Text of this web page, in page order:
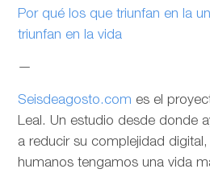
Por qué los que triunfan en la
triunfan en la vida
—
Seisdeagosto.com es el
Leal. Un estudio desde donde
a reducir su complejidad
humanos tengamos una vida